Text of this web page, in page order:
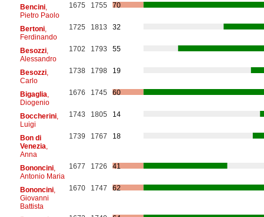
Bencini,
Pietro Paolo
1675 1755 70
Bertoni,
Ferdinando
1725 1813 32
Besozzi,
Alessandro
1702 1793 55
Besozzi,
Carlo
1738 1798 19
Bigaglia
Diogenio
1676 1745 60
Boccherini,
Luigi
1743 1805 14
Bon di
Venezia
Anna
1739 1767 18
Bononcini,
Antonio Maria
1677 1726 41
Bononcini,
Giovanni
Battista
1670 1747 62